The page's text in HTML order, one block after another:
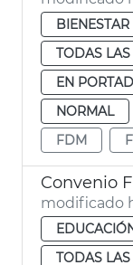
TODAS
EN
NORMAL
FDM
Convenio
modificado
TODAS